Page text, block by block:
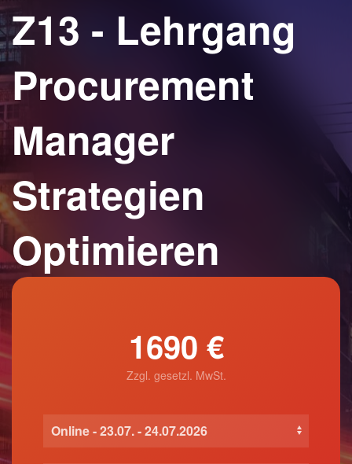
Z13 - Lehrgang
Procurement
Manager
Strategien
Optimieren
1690 €
Zzgl. gesetzl. MwSt.